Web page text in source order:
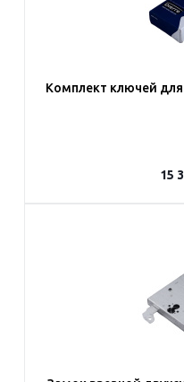
Комплект ключей
15